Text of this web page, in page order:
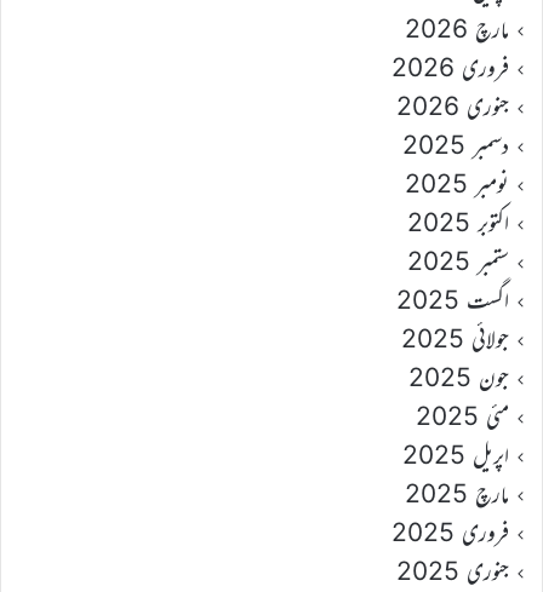
مارچ 2026
فروری 2026
جنوری 2026
دسمبر 2025
نومبر 2025
اکتوبر 2025
ستمبر 2025
اگست 2025
جولائی 2025
جون 2025
مئی 2025
اپریل 2025
مارچ 2025
فروری 2025
جنوری 2025